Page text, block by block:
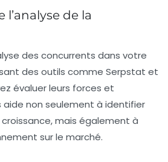
l’analyse de la
des concurrents dans votre
des outils comme Serpstat et
évaluer leurs forces et
aide non seulement à identifier
mais également à
sur le marché.